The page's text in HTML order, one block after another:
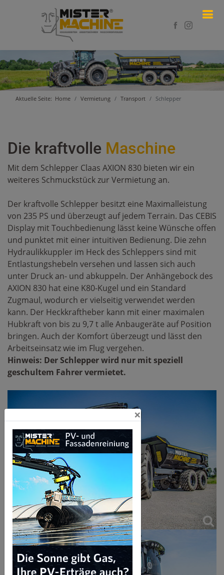
Aktuelle Seite: Home Vermietung Transport Schlepper
Die kraftvolle Maschine
Mit dem Schlepper Claas AXION 830 bieten wir ein
weiteres Schmuckstück zur Vermietung an.
Der kraftvolle Schlepper besitzt eine Maximalleistung
von 235 PS und überzeugt auf jedem Terrain. Das CEBIS
Display mit Touchbedienung lässt keine Wünsche offen
und punktet mit einer intuitiven Bedienung. Die zehn
Hydraulikkuppler im Heck des Schleppers sind mit
Entlastungshebeln versehen und lassen sich auch
unter Druck an- und abkuppeln. Der Anhängebock des
AXION 830 hat eine K80-Kugel und ein Standard
Zugmaul, wodurch er vielseitig verwendet werden
kann. Der Heckkraftheber kann mit einer maximalen
Hubkraft von bis zu 9,7 t alle Anbaugeräte auf Position
bringen. Auch der Komfort überzeugt und lässt den
Arbeitseinsatz wie im Flug vergehen.
Hinweis: Der Schlepper wird nur mit speziell
geschultem Fahrer vermietet.
×